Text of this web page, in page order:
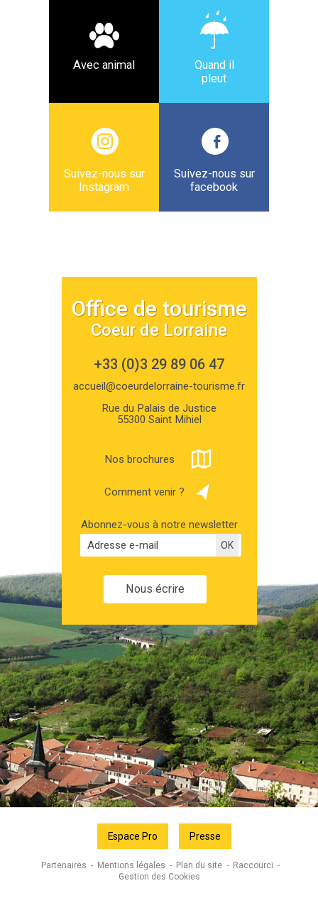
Avec animal
Quand il
pleut
Suivez-nous sur
Instagram
Suivez-nous sur
facebook
Office de tourisme
Coeur de Lorraine
+33 (0)3 29 89 06 47
accueil@coeurdelorraine-tourisme.fr
Rue du Palais de Justice
55300 Saint Mihiel
Nos brochures
Comment venir ?
Abonnez-vous à notre newsletter
Nous écrire
Espace Pro Presse
Partenaires Mentions légales Plan du site
Raccourci
Gestion des Cookies